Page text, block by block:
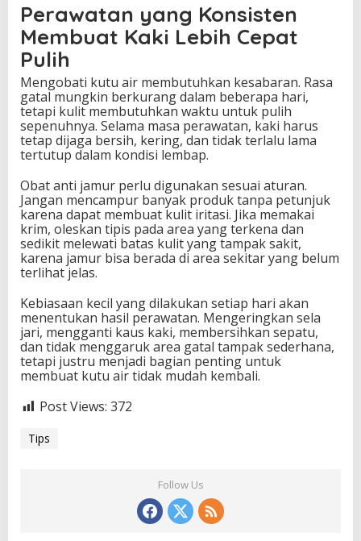
Perawatan yang Konsisten
Membuat Kaki Lebih Cepat
Pulih
Mengobati kutu air membutuhkan kesabaran. Rasa
gatal mungkin berkurang dalam beberapa hari,
tetapi kulit membutuhkan waktu untuk pulih
sepenuhnya. Selama masa perawatan, kaki harus
tetap dijaga bersih, kering, dan tidak terlalu lama
tertutup dalam kondisi lembap.
Obat anti jamur perlu digunakan sesuai aturan.
Jangan mencampur banyak produk tanpa petunjuk
karena dapat membuat kulit iritasi. Jika memakai
krim, oleskan tipis pada area yang terkena dan
sedikit melewati batas kulit yang tampak sakit,
karena jamur bisa berada di area sekitar yang belum
terlihat jelas.
Kebiasaan kecil yang dilakukan setiap hari akan
menentukan hasil perawatan. Mengeringkan sela
jari, mengganti kaus kaki, membersihkan sepatu,
dan tidak menggaruk area gatal tampak sederhana,
tetapi justru menjadi bagian penting untuk
membuat kutu air tidak mudah kembali.
Post Views: 372
Tips
Follow Us